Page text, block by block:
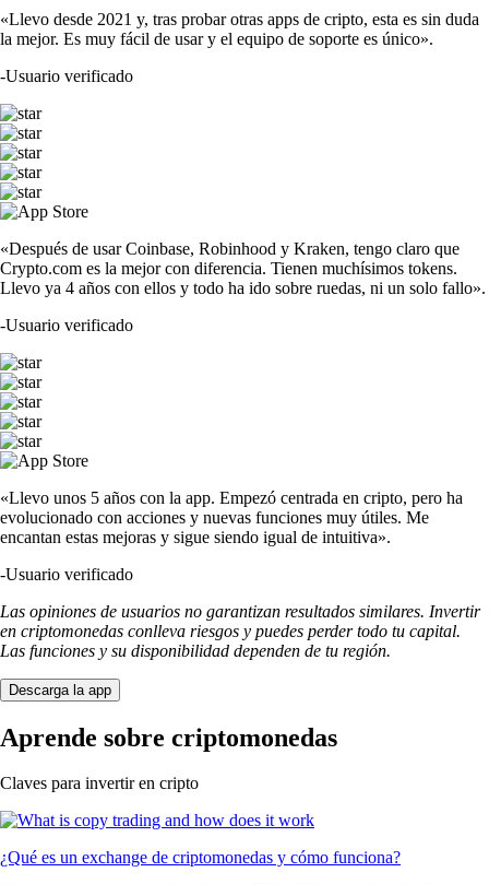
«Llevo desde 2021 y, tras probar otras apps de cripto, esta es sin duda
la mejor. Es muy fácil de usar y el equipo de soporte es único».
-Usuario verificado
«Después de usar Coinbase, Robinhood y Kraken, tengo claro que
Crypto.com es la mejor con diferencia. Tienen muchísimos tokens.
Llevo ya 4 años con ellos y todo ha ido sobre ruedas, ni un solo fallo».
-Usuario verificado
«Llevo unos 5 años con la app. Empezó centrada en cripto, pero ha
evolucionado con acciones y nuevas funciones muy útiles. Me
encantan estas mejoras y sigue siendo igual de intuitiva».
-Usuario verificado
Las opiniones de usuarios no garantizan resultados similares. Invertir
en criptomonedas conlleva riesgos y puedes perder todo tu capital.
Las funciones y su disponibilidad dependen de tu región.
Descarga la app
Aprende sobre criptomonedas
Claves para invertir en cripto
¿Qué es un exchange de criptomonedas y cómo funciona?